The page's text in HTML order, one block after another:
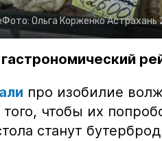
Фото: Ольга КорженкоАстрахань
про изобилие
чтобы их
станут